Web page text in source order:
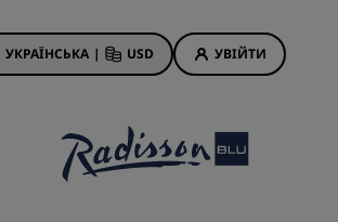
УКРАЇНСЬКА | USD УВІЙТИ
Вигідні пропозиції готелю